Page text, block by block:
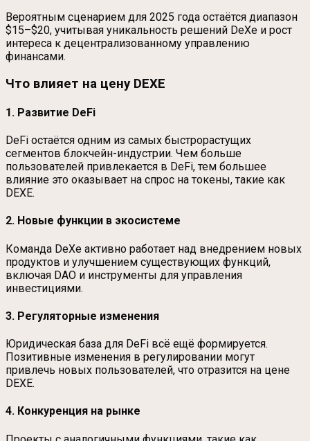
Вероятным сценарием для 2025 года остаётся диапазон
$15–$20, учитывая уникальность решений DeXe и рост
интереса к децентрализованному управлению
финансами.
Что влияет на цену DEXE
1. Развитие DeFi
DeFi остаётся одним из самых быстрорастущих
сегментов блокчейн-индустрии. Чем больше
пользователей привлекается в DeFi, тем большее
влияние это оказывает на спрос на токены, такие как
DEXE.
2. Новые функции в экосистеме
Команда DeXe активно работает над внедрением новых
продуктов и улучшением существующих функций,
включая DAO и инструменты для управления
инвестициями.
3. Регуляторные изменения
Юридическая база для DeFi всё ещё формируется.
Позитивные изменения в регулировании могут
привлечь новых пользователей, что отразится на цене
DEXE.
4. Конкуренция на рынке